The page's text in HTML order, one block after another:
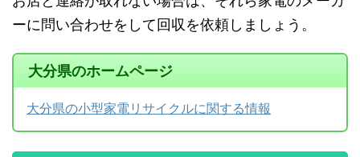
ーに問い合わせをして回収を依頼しましょう。
大分県のホームページ
大分県の小型家電リサイクルに関する情報